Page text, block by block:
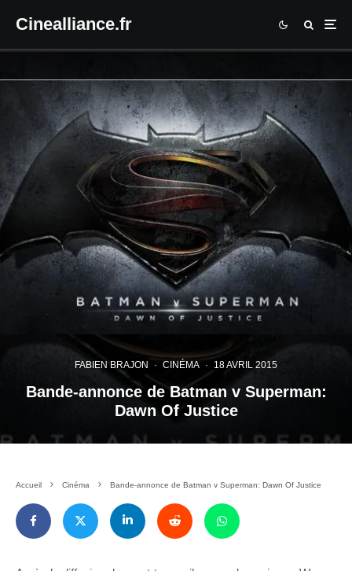
Cinealliance.fr
FABIEN BRAJON · CINÉMA · 18 AVRIL 2015
Bande-annonce de Batman v Superman:
Dawn Of Justice
Accueil Cinéma Bande-annonce de Batman v Superman: Dawn Of Justice